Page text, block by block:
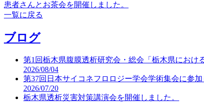
患者さんとお茶会を開催しました。
一覧に戻る
ブログ
第1回栃木県腹膜透析研究会・総会「栃木県にお
2026/08/04
第37回日本サイコネフロロジー学会学術集会に参加
2026/07/20
栃木県透析災害対策講演会を開催しました。